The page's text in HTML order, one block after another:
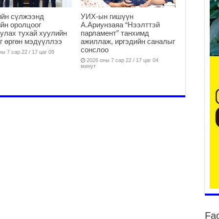
сүлжээнд
оролцоог
тухай хуулийн
өргөн мэдүүллээ
7 сар 22 / 17 цаг 09
УИХ-ын гишүүн
А.Ариунзаяа “Нээлттэй
парламент” танхимд
ажиллаж, иргэдийн саналыг
сонслоо
2026 оны 7 сар 22 / 17 цаг 04
минут